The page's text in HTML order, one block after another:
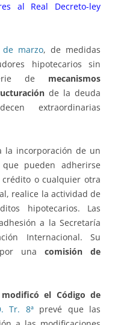
al Real Decreto-ley
de marzo, de medidas
hipotecarios sin
de mecanismos
de la deuda
extraordinarias
la incorporación de un
pueden adherirse
o cualquier otra
realice la actividad de
hipotecarios. Las
a la Secretaría
Internacional. Su
por una comisión de
modificó el Código de
Tr. 8ªprevé que las